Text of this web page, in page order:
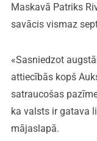
Maskavā Patriks
savācis vismaz
«Sasniedzot
attiecībās kopš
satraucošas
ka valsts ir gatava
mājaslapā.